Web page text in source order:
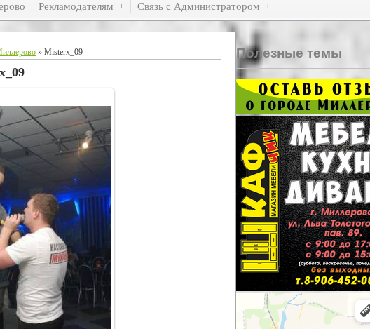
Рекламодателям Связь с Администратором
» Misterx_09 Полезные темы